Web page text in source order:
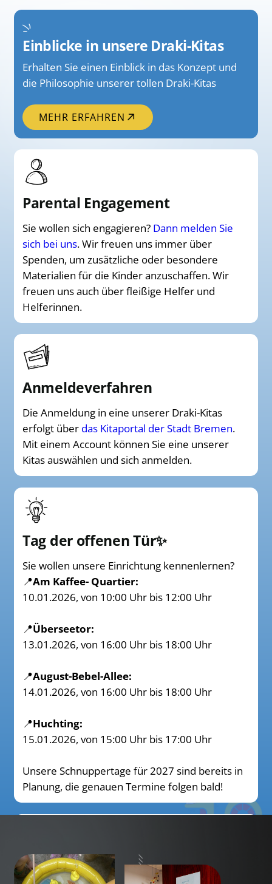
Einblicke in unsere Draki-Kitas
Erhalten Sie einen Einblick in das Konzept und
die Philosophie unserer tollen Draki-Kitas
MEHR ERFAHREN
Parental Engagement
Sie wollen sich engagieren? Dann melden Sie
sich bei uns. Wir freuen uns immer über
Spenden, um zusätzliche oder besondere
Materialien für die Kinder anzuschaffen. Wir
freuen uns auch über fleißige Helfer und
Helferinnen.
Anmeldeverfahren
Die Anmeldung in eine unserer Draki-Kitas
erfolgt über das Kitaportal der Stadt Bremen.
Mit einem Account können Sie eine unserer
Kitas auswählen und sich anmelden.
Tag der offenen Tür✨
Sie wollen unsere Einrichtung kennenlernen?
📍Am Kaffee- Quartier:
10.01.2026, von 10:00 Uhr bis 12:00 Uhr
📍Überseetor:
13.01.2026, von 16:00 Uhr bis 18:00 Uhr
📍August-Bebel-Allee:
14.01.2026, von 16:00 Uhr bis 18:00 Uhr
📍Huchting:
15.01.2026, von 15:00 Uhr bis 17:00 Uhr
Unsere Schnuppertage für 2027 sind bereits in
Planung, die genauen Termine folgen bald!
Wir als Arbeitgeber